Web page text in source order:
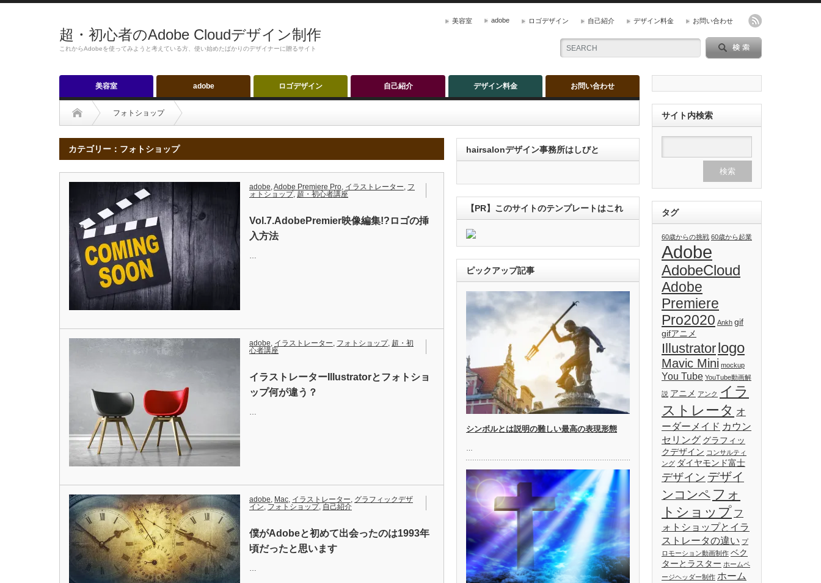
超・初心者のAdobe Cloudデザイン制作
これからAdobeを使ってみようと考えている方、使い始めたばかりのデザイナーに贈るサイト
美容室 adobe ロゴデザイン 自己紹介 デザイン料金 お問い合わせ
美容室 adobe ロゴデザイン 自己紹介 デザイン料金 お問い合わせ
フォトショップ
カテゴリー：フォトショップ
adobe,Adobe Premiere Pro, イラストレーター, フ
ォトショップ, 超・初心者講座
Vol.7.‎AdobePremier映像編集!?ロゴの挿
入方法
…
adobe, イラストレーター, フォトショップ, 超・初
心者講座
イラストレーターIllustratorとフォトショ
ップ何が違う？
…
adobe, Mac, イラストレーター, グラフィックデザ
イン, フォトショップ, 自己紹介
僕がAdobeと初めて出会ったのは1993年
頃だったと思います
…
hairsalonデザイン事務所はしびと
【PR】このサイトのテンプレートはこれ
ピックアップ記事
シンボルとは説明の難しい最高の表現形態
サイト内検索
タグ
60歳からの挑戦 60歳から起業
Adobe
AdobeCloud
Adobe
Premiere
Pro2020 Ankh gif
gifアニメ
Illustratorlogo
Mavic Mini mockup
You Tube YouTube動画解
説 アニメ アンク イラ
ストレータ オ
ーダーメイド カウン
セリング グラフィッ
クデザイン コンサルティ
ング ダイヤモンド富士
デザイン デザイ
ンコンペ フォ
トショップ フ
ォトショップとイラ
ストレータの違い プ
ロモーション動画制作 ベク
ターとラスター ホームペ
ージヘッダー制作 ホーム